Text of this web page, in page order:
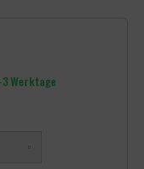
Werktage